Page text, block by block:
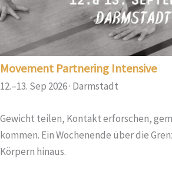
Movement Partnering Intensive
12.–13. Sep 2026 · Darmstadt
Gewicht teilen, Kontakt erforschen,
kommen. Ein Wochenende über die
Körpern hinaus.